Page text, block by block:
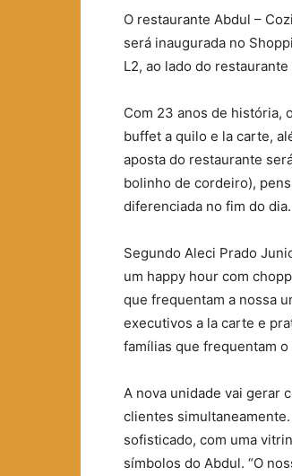
O restaurante Abdul –
será inaugurada no
L2, ao lado do
Com 23 anos de história,
buffet a quilo e la carte,
aposta do restaurante
bolinho de cordeiro),
diferenciada no fim do dia.
Segundo Aleci Prado
um happy hour com
que frequentam a nossa
executivos a la carte e
famílias que frequentam o
A nova unidade vai gerar
clientes
sofisticado, com uma
símbolos do Abdul. “O